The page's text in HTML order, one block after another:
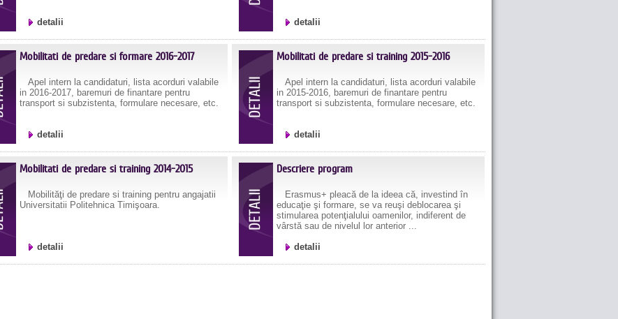
detalii detalii
Mobilitati de predare si formare 2016-2017
Apel intern la candidaturi, lista acorduri valabile
in 2016-2017, baremuri de finantare pentru
transport si subzistenta, formulare necesare, etc.
detalii
Mobilitati de predare si training 2015-2016
Apel intern la candidaturi, lista acorduri valabile
in 2015-2016, baremuri de finantare pentru
transport si subzistenta, formulare necesare, etc.
detalii
Mobilitati de predare si training 2014-2015
Mobilităţi de predare si training pentru angajatii
Universitatii Politehnica Timişoara.
detalii
Descriere program
Erasmus+ pleacă de la ideea că, investind în
educaţie şi formare, se va reuşi deblocarea şi
stimularea potenţialului oamenilor, indiferent de
vârstă sau de nivelul lor anterior ...
detalii